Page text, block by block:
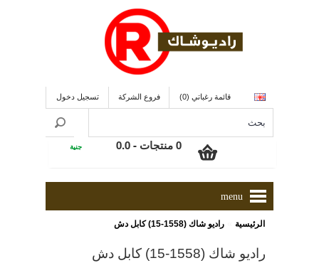
قائمة رغباتي (0) فروع الشركة تسجيل دخول
0 منتجات - 0.0 جنية
menu
الرئيسية راديو شاك (1558-15) كابل دش
راديو شاك (1558-15) كابل دش